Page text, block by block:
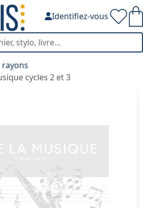
Identifiez-vous
cycles 2 et 3